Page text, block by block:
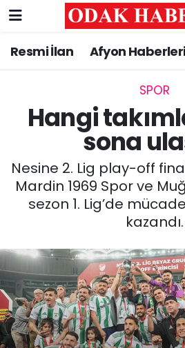
Resmi İlan Afyon
SPOR
Hangi
sona
Nesine 2. Lig play-off
Mardin 1969 Spor ve
sezon 1. Lig’de
kazandı.
AFYONKARAHİSAR
ASAYİŞ
SİYASET
MAGAZİN
SAĞLIK
SPOR
Nöbetçi Eczaneler
Trafik Durumu
Süper Lig Puan Durumu
Tüm Manşetler
Son Dakika Haberleri
Haber Arşivi